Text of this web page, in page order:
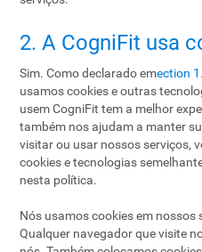
2. A CogniFit usa
Sim. Como declarado emection
usamos cookies e outras
usem CogniFit tem a melhor
também nos ajudam a manter
visitar ou usar nossos serviços,
cookies e tecnologias
nesta política.
Nós usamos cookies em nossos
Qualquer navegador que visite